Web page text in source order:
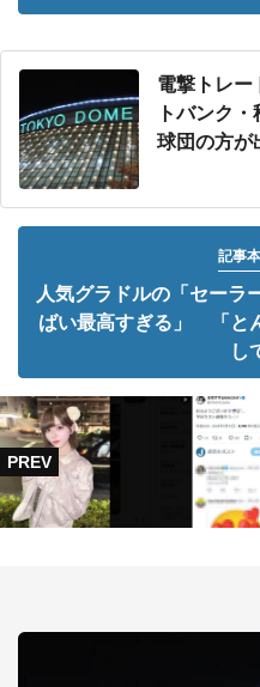
電撃トレー
トバンク
球団の方が
記事
人気グラドルの「セーラ
ばい最高すぎる」 「と
し